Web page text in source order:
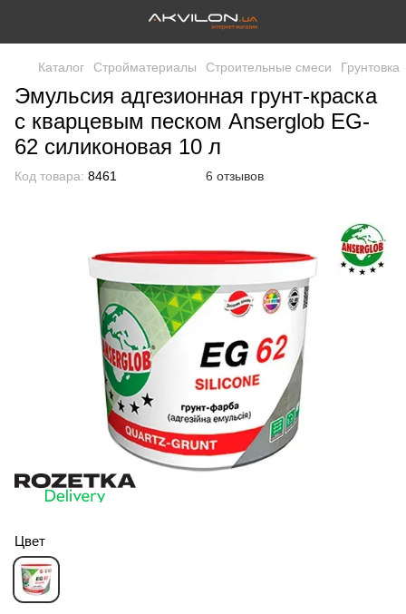
Каталог Стройматериалы Строительные смеси Грунтовка
Эмульсия адгезионная грунт-краска
с кварцевым песком Anserglob EG-
62 силиконовая 10 л
Код товара: 8461 6 отзывов
Цвет